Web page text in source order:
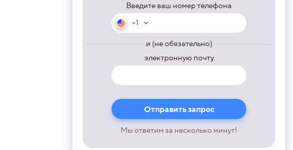
Введите ваш номер телефона
+1
и (не обязательно)
электронную почту
Мы ответим за несколько минут!